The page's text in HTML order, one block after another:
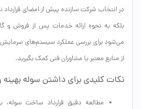
در انتخاب شرکت سازنده پیش از امضای قرارداد
بلکه به نحوه ارائه خدمات پس از فروش و
می‌شود برای بررسی عملکرد سیستم‌های
از منابع معتبر یا مشاوران فنی کمک بگیرید.
نکات کلیدی برای داشتن سوله
مطالعه دقیق قرارداد ساخت سوله،